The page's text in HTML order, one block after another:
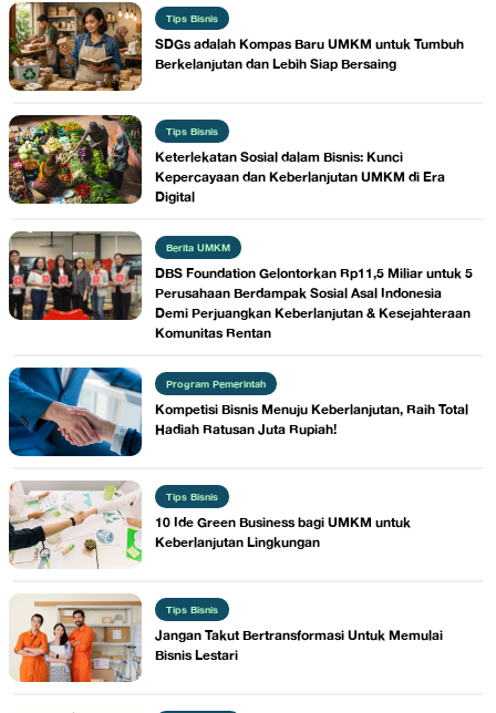
Tips Bisnis
SDGs adalah Kompas Baru UMKM untuk Tumbuh
Berkelanjutan dan Lebih Siap Bersaing
Tips Bisnis
Keterlekatan Sosial dalam Bisnis: Kunci
Kepercayaan dan Keberlanjutan UMKM di Era
Digital
Berita UMKM
DBS Foundation Gelontorkan Rp11,5 Miliar untuk 5
Perusahaan Berdampak Sosial Asal Indonesia
Demi Perjuangkan Keberlanjutan & Kesejahteraan
Komunitas Rentan
Program Pemerintah
Kompetisi Bisnis Menuju Keberlanjutan, Raih Total
Hadiah Ratusan Juta Rupiah!
Tips Bisnis
​10 Ide Green Business bagi UMKM untuk
Keberlanjutan Lingkungan
Tips Bisnis
Jangan Takut Bertransformasi Untuk Memulai
Bisnis Lestari